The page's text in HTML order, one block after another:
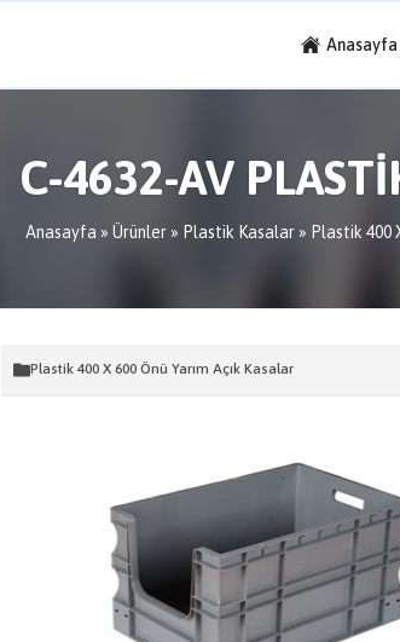
Anasayfa
C-4632-AV
Anasayfa » Ürünler» Plastik Kasalar» Plastik 400
Plastik 400 X 600 Önü Yarım Açık Kasalar